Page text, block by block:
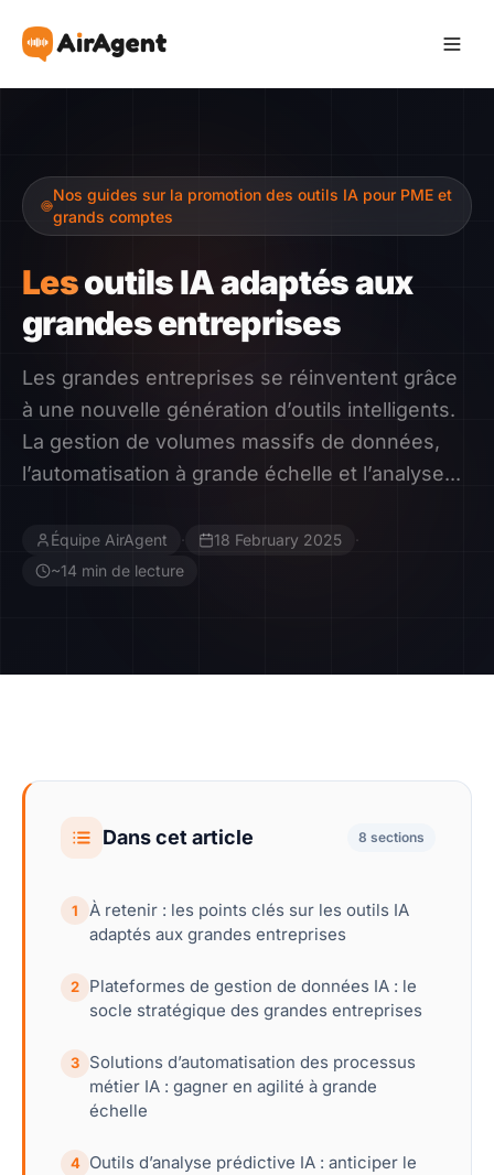
Recommander
Ressources
Témoignages
Guide
Contact
Nos guides sur la promotion des outils IA pour PME et
grands comptes
Lesoutils IA adaptés aux
grandes entreprises
Les grandes entreprises se réinventent grâce
à une nouvelle génération d’outils intelligents.
La gestion de volumes massifs de données,
l’automatisation à grande échelle et l’analyse...
Équipe AirAgent · 18 February 2025
·
~14 min de lecture
Dans cet article 8 sections
1
À retenir : les points clés sur les outils IA
adaptés aux grandes entreprises
2
Plateformes de gestion de données IA : le
socle stratégique des grandes entreprises
3
Solutions d’automatisation des processus
métier IA : gagner en agilité à grande
échelle
4 Outils d’analyse prédictive IA : anticiper le